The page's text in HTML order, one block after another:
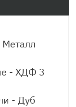
- ХДФ 3
- Дуб